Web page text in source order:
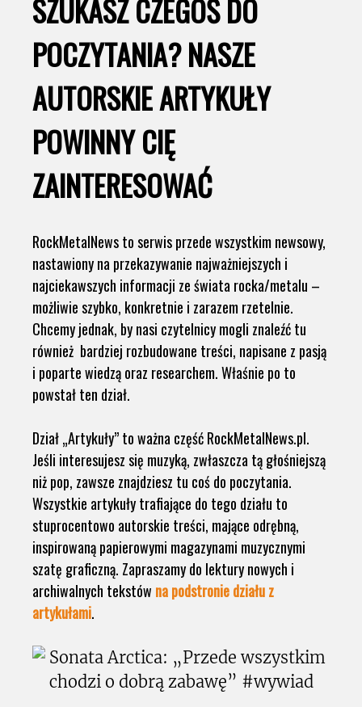
SZUKASZ CZEGOŚ DO
POCZYTANIA? NASZE
AUTORSKIE ARTYKUŁY
POWINNY CIĘ
ZAINTERESOWAĆ
RockMetalNews to serwis przede wszystkim newsowy,
nastawiony na przekazywanie najważniejszych i
najciekawszych informacji ze świata rocka/metalu –
możliwie szybko, konkretnie i zarazem rzetelnie.
Chcemy jednak, by nasi czytelnicy mogli znaleźć tu
również bardziej rozbudowane treści, napisane z pasją
i poparte wiedzą oraz researchem. Właśnie po to
powstał ten dział.
Dział „Artykuły” to ważna część RockMetalNews.pl.
Jeśli interesujesz się muzyką, zwłaszcza tą głośniejszą
niż pop, zawsze znajdziesz tu coś do poczytania.
Wszystkie artykuły trafiające do tego działu to
stuprocentowo autorskie treści, mające odrębną,
inspirowaną papierowymi magazynami muzycznymi
szatę graficzną. Zapraszamy do lektury nowych i
archiwalnych tekstów na podstronie działu z
artykułami.